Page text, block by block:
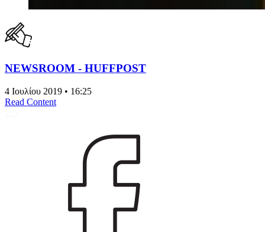
NEWSROOM - HUFFPOST
4 Ιουλίου 2019 • 16:25
Read Content